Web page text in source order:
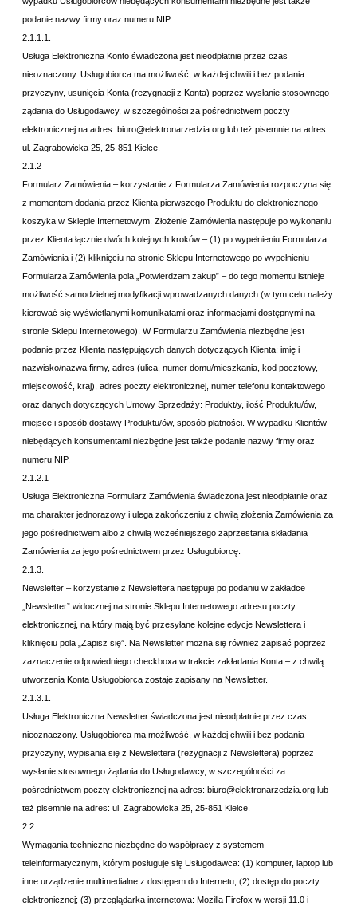
podanie nazwy firmy oraz numeru NIP.
2.1.1.1.
Usługa Elektroniczna Konto świadczona jest nieodpłatnie przez czas
nieoznaczony. Usługobiorca ma możliwość, w każdej chwili i bez podania
przyczyny, usunięcia Konta (rezygnacji z Konta) poprzez wysłanie stosownego
żądania do Usługodawcy, w szczególności za pośrednictwem poczty
elektronicznej na adres: biuro@elektronarzedzia.org lub też pisemnie na adres:
ul. Zagrabowicka 25, 25-851 Kielce.
2.1.2
Formularz Zamówienia – korzystanie z Formularza Zamówienia rozpoczyna się
z momentem dodania przez Klienta pierwszego Produktu do elektronicznego
koszyka w Sklepie Internetowym. Złożenie Zamówienia następuje po wykonaniu
przez Klienta łącznie dwóch kolejnych kroków – (1) po wypełnieniu Formularza
Zamówienia i (2) kliknięciu na stronie Sklepu Internetowego po wypełnieniu
Formularza Zamówienia pola „Potwierdzam zakup” – do tego momentu istnieje
możliwość samodzielnej modyfikacji wprowadzanych danych (w tym celu należy
kierować się wyświetlanymi komunikatami oraz informacjami dostępnymi na
stronie Sklepu Internetowego). W Formularzu Zamówienia niezbędne jest
podanie przez Klienta następujących danych dotyczących Klienta: imię i
nazwisko/nazwa firmy, adres (ulica, numer domu/mieszkania, kod pocztowy,
miejscowość, kraj), adres poczty elektronicznej, numer telefonu kontaktowego
oraz danych dotyczących Umowy Sprzedaży: Produkt/y, ilość Produktu/ów,
miejsce i sposób dostawy Produktu/ów, sposób płatności. W wypadku Klientów
niebędących konsumentami niezbędne jest także podanie nazwy firmy oraz
numeru NIP.
2.1.2.1
Usługa Elektroniczna Formularz Zamówienia świadczona jest nieodpłatnie oraz
ma charakter jednorazowy i ulega zakończeniu z chwilą złożenia Zamówienia za
jego pośrednictwem albo z chwilą wcześniejszego zaprzestania składania
Zamówienia za jego pośrednictwem przez Usługobiorcę.
2.1.3.
Newsletter – korzystanie z Newslettera następuje po podaniu w zakładce
„Newsletter” widocznej na stronie Sklepu Internetowego adresu poczty
elektronicznej, na który mają być przesyłane kolejne edycje Newslettera i
kliknięciu pola „Zapisz się”. Na Newsletter można się również zapisać poprzez
zaznaczenie odpowiedniego checkboxa w trakcie zakładania Konta – z chwilą
utworzenia Konta Usługobiorca zostaje zapisany na Newsletter.
2.1.3.1.
Usługa Elektroniczna Newsletter świadczona jest nieodpłatnie przez czas
nieoznaczony. Usługobiorca ma możliwość, w każdej chwili i bez podania
przyczyny, wypisania się z Newslettera (rezygnacji z Newslettera) poprzez
wysłanie stosownego żądania do Usługodawcy, w szczególności za
pośrednictwem poczty elektronicznej na adres: biuro@elektronarzedzia.org lub
też pisemnie na adres: ul. Zagrabowicka 25, 25-851 Kielce.
2.2
Wymagania techniczne niezbędne do współpracy z systemem
teleinformatycznym, którym posługuje się Usługodawca: (1) komputer, laptop lub
inne urządzenie multimedialne z dostępem do Internetu; (2) dostęp do poczty
elektronicznej; (3) przeglądarka internetowa: Mozilla Firefox w wersji 11.0 i